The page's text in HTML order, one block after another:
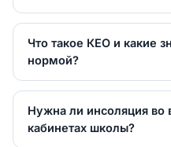
Что такое КЕО и какие
нормой?
Нужна ли инсоляция во
кабинетах школы?